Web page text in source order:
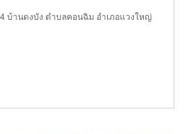
บ้านดงบัง ตำบลคอนฉิม อำเภอแวงใหญ่